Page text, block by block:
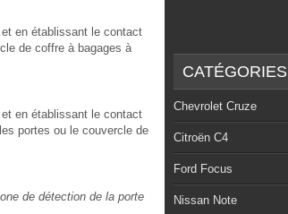
en établissant le contact
de coffre à bagages à
en établissant le contact
portes ou le couvercle de
de détection de la porte
CATÉGORIES
Chevrolet Cruze
Citroën C4
Ford Focus
Nissan Note